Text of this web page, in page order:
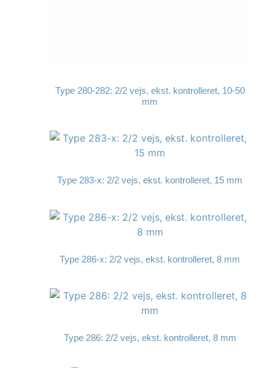
Type 280-282: 2/2 vejs, ekst. kontrolleret, 10-50
mm
Type 283-x: 2/2 vejs, ekst. kontrolleret, 15 mm
Type 286-x: 2/2 vejs, ekst. kontrolleret, 8 mm
Type 286: 2/2 vejs, ekst. kontrolleret, 8 mm